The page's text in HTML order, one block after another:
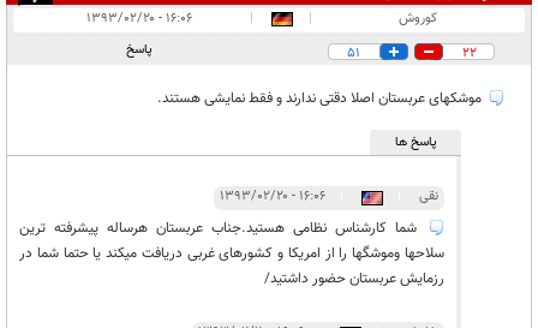
در انتظار بررسی:۱۰
کوروش |
|
۱۶:۰۶ - ۱۳۹۳/۰۲/۲۰
22
51 پاسخ
موشکهای عربستان اصلا دقتی ندارند و فقط نمایشی هستند.
پاسخ ها
نقی ۱۶:۰۶ - ۱۳۹۳/۰۲/۲۰
شما کارشناس نظامی هستید.جناب عربستان هرساله پیشرفته ترین
سلاحها وموشگها را از امریکا و کشورهای غربی دریافت میکند یا حتما شما در
رزمایش عربستان حضور داشتید/